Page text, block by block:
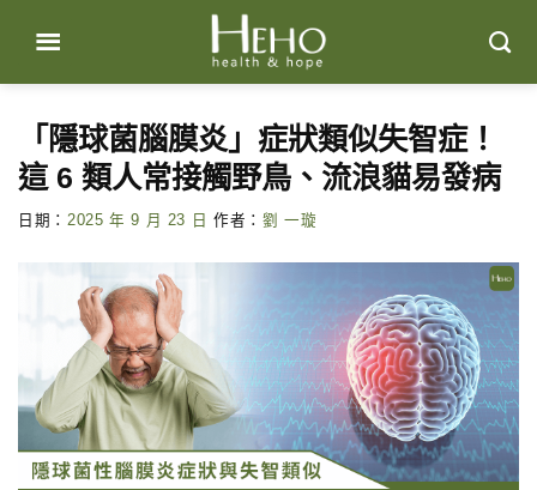
content
「隱球菌腦膜炎」症狀類似失智症！
這 6 類人常接觸野鳥、流浪貓易發病
日期： 2025 年 9 月 23 日 作者： 劉 一璇